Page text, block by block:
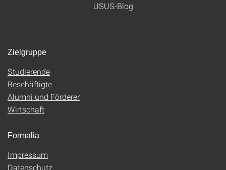
USUS-Blog
Zielgruppe
Studierende
Beschäftigte
Alumni und Förderer
Wirtschaft
Formalia
Impressum
Datenschutz